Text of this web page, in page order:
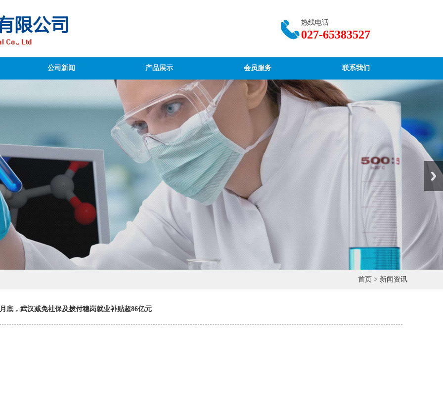
热线电话
027-65383527
公司新闻 产品展示 会员服务 联系我们
首页 > 新闻资讯
底，武汉减免社保及拨付稳岗就业补贴超86亿元